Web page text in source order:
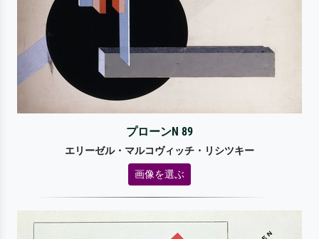
プローンN 89
エリーゼル・マルコヴィッチ・リシツキー
画像を選ぶ